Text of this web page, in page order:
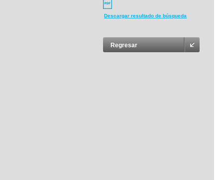
Descargar resultado de búsqueda
Regresar